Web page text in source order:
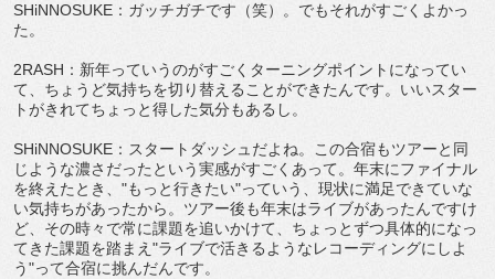
SHiNNOSUKE：ガッチガチです（笑）。でもそれがすごくよかっ
た。
2RASH：新年っていうのがすごくターニングポイントになってい
て、ちょうど気持ちを切り替えることができたんです。いいスター
トがきれてちょっと得した気分もあるし。
SHiNNOSUKE：スタートダッシュだよね。この合宿もツアーと同
じような濃さだったという実感がすごくあって。年末にファイナル
を終えたとき、"もっと行きたい"っていう、現状に満足できていな
い気持ちがあったから。ツアー後も年末はライブがあったんですけ
ど、その時々で常に課題を追いかけて、ちょっとずつ具体的になっ
てきた課題を踏まえ"ライブで活きるようなレコーディングにしよ
う"って合宿に挑んだんです。